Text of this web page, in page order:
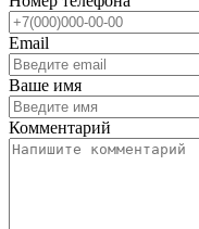
Email
Ваше имя
Комментарий